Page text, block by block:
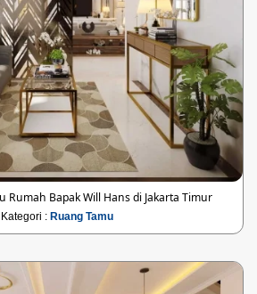
Rumah Bapak Will Hans di Jakarta Timur
Kategori : Ruang Tamu